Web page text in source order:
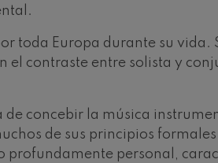
toda Europa durante su
contraste entre solista y
concebir la música
de sus principios
profundamente personal,